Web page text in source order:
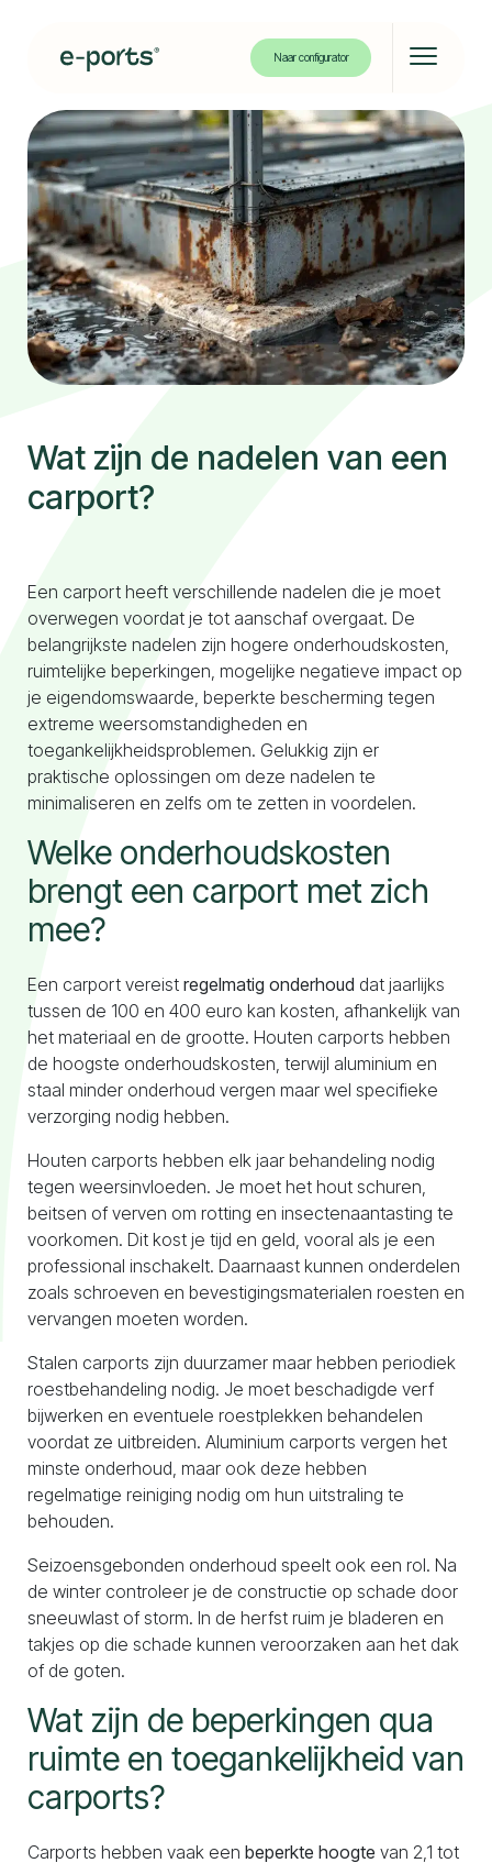
Naar configurator
Solar carport
Solar bikeport
Projecten
Over ons
Contact
Partners
Naar configurator
Wat zijn de nadelen van een
carport?
Een carport heeft verschillende nadelen die je moet
overwegen voordat je tot aanschaf overgaat. De
belangrijkste nadelen zijn hogere onderhoudskosten,
ruimtelijke beperkingen, mogelijke negatieve impact op
je eigendomswaarde, beperkte bescherming tegen
extreme weersomstandigheden en
toegankelijkheidsproblemen. Gelukkig zijn er
praktische oplossingen om deze nadelen te
minimaliseren en zelfs om te zetten in voordelen.
Welke onderhoudskosten
brengt een carport met zich
mee?
Een carport vereist regelmatig onderhoud dat jaarlijks
tussen de 100 en 400 euro kan kosten, afhankelijk van
het materiaal en de grootte. Houten carports hebben
de hoogste onderhoudskosten, terwijl aluminium en
staal minder onderhoud vergen maar wel specifieke
verzorging nodig hebben.
Houten carports hebben elk jaar behandeling nodig
tegen weersinvloeden. Je moet het hout schuren,
beitsen of verven om rotting en insectenaantasting te
voorkomen. Dit kost je tijd en geld, vooral als je een
professional inschakelt. Daarnaast kunnen onderdelen
zoals schroeven en bevestigingsmaterialen roesten en
vervangen moeten worden.
Stalen carports zijn duurzamer maar hebben periodiek
roestbehandeling nodig. Je moet beschadigde verf
bijwerken en eventuele roestplekken behandelen
voordat ze uitbreiden. Aluminium carports vergen het
minste onderhoud, maar ook deze hebben
regelmatige reiniging nodig om hun uitstraling te
behouden.
Seizoensgebonden onderhoud speelt ook een rol. Na
de winter controleer je de constructie op schade door
sneeuwlast of storm. In de herfst ruim je bladeren en
takjes op die schade kunnen veroorzaken aan het dak
of de goten.
Wat zijn de beperkingen qua
ruimte en toegankelijkheid van
carports?
Carports hebben vaak een beperkte hoogte van 2,1 tot